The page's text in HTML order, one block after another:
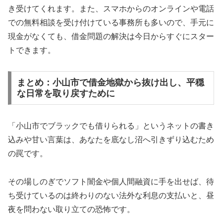
き受けてくれます。また、スマホからのオンラインや電話
での無料相談を受け付けている事務所も多いので、手元に
現金がなくても、借金問題の解決は今日からすぐにスター
トできます。
まとめ：小山市で借金地獄から抜け出し、平穏
な日常を取り戻すために
「小山市でブラックでも借りられる」というネットの書き
込みや甘い言葉は、あなたを底なし沼へ引きずり込むため
の罠です。
その場しのぎでソフト闇金や個人間融資に手を出せば、待
ち受けているのは終わりのない法外な利息の支払いと、昼
夜を問わない取り立ての恐怖です。